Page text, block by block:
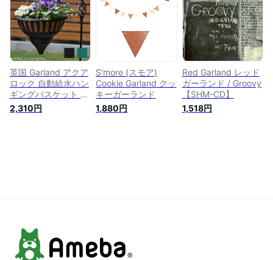
英国 Garland アクア
ロック 自動給水ハン
ギングバスケット グ
リーン ブラック ガ
ーランド【ヤシマッ
2,310円
S'more (スモア)
Cookie Garland クッ
キーガーランド
1,880円
Red Garland レッド
ガーランド / Groovy
【SHM-CD】
1,518円